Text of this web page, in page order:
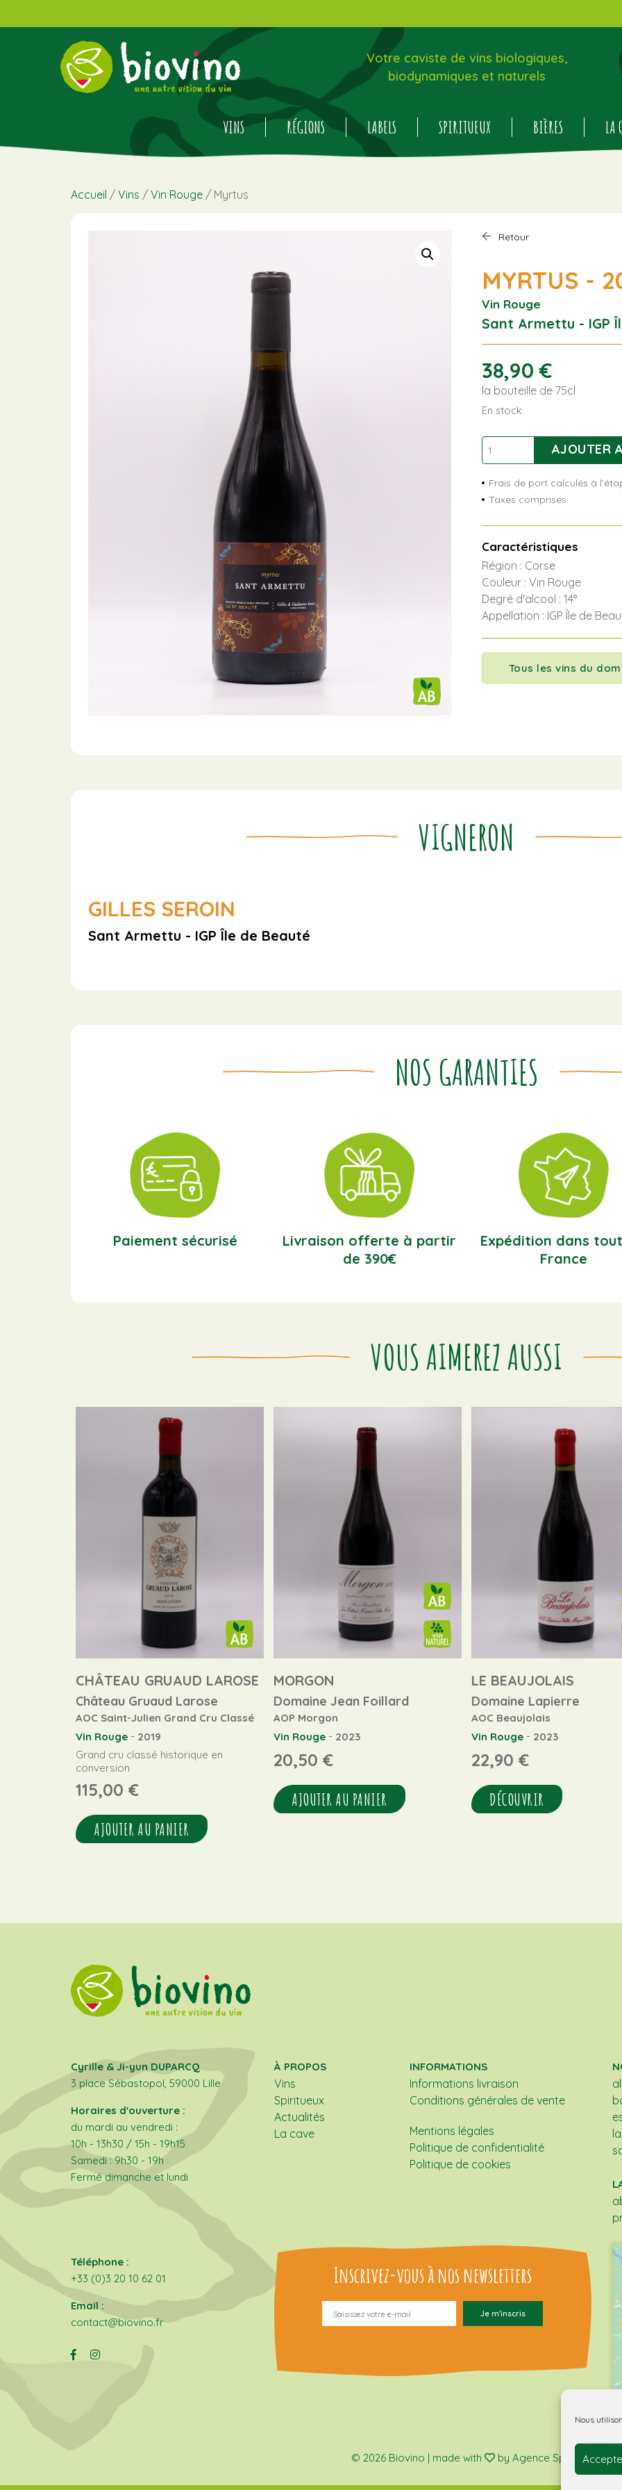
Nous
Votre caviste de vins biologiques,
biodynamiques et naturels
VINS RÉGIONS LABELS SPIRITUEUX BIÈRES LA
Accueil / Vins / Vin Rouge / Myrtus
Retour
MYRTUS -
Vin Rouge
Sant Armettu - IGP
38,90€
la bouteille de 75cl
En stock
quantité
de
Myrtus
AJOUTER
Frais de port calculés à
Taxes comprises
Caractéristiques
Région : Corse
Couleur : Vin Rouge
Degré d'alcool : 14°
Appellation : IGP Île de
Tous les vins du
VIGNERON
GILLES SEROIN
Sant Armettu - IGP Île de Beauté
NOS GARANTIES
Paiement sécurisé
Livraison offerte à partir
de 390€
Expédition dans
France
VOUS AIMEREZ AUSSI
CHÂTEAU GRUAUD LAROSE
Château Gruaud Larose
AOC Saint-Julien Grand Cru Classé
Vin Rouge - 2019
Grand cru classé historique en
conversion
115,00 €
AJOUTER AU PANIER
MORGON
Domaine Jean Foillard
AOP Morgon
Vin Rouge - 2023
20,50 €
AJOUTER AU PANIER
LE BEAUJOLAIS
Domaine Lapierre
AOC Beaujolais
Vin Rouge - 2023
22,90 €
DÉCOUVRIR
Cyrille & Ji-yun DUPARCQ
3 place Sébastopol, 59000 Lille
Horaires d'ouverture :
du mardi au vendredi :
10h - 13h30 / 15h - 19h15
Samedi : 9h30 - 19h
Fermé dimanche et lundi
À PROPOS
Vins
Spiritueux
Actualités
La cave
INFORMATIONS
Informations livraison
Conditions générales de vente
Mentions légales
Politique de confidentialité
Politique de cookies
Téléphone :
+33 (0)3 20 10 62 01
Email :
contact@biovino.fr
Inscrivez-vous à nos newsletters
© 2026 Biovino | made with by Agence Spritz.